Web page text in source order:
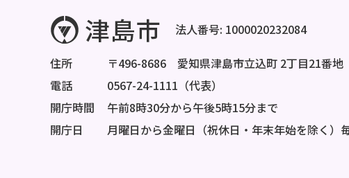
法人番号: 1000020232084
住所
〒496-8686 愛知県津島市立込町 2丁目21番地
電話
0567-24-1111（代表）
開庁時間
午前8時30分から午後5時15分まで
開庁日
月曜日から金曜日（祝休日・年末年始を除く